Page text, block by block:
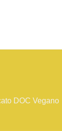
DOC Vegano